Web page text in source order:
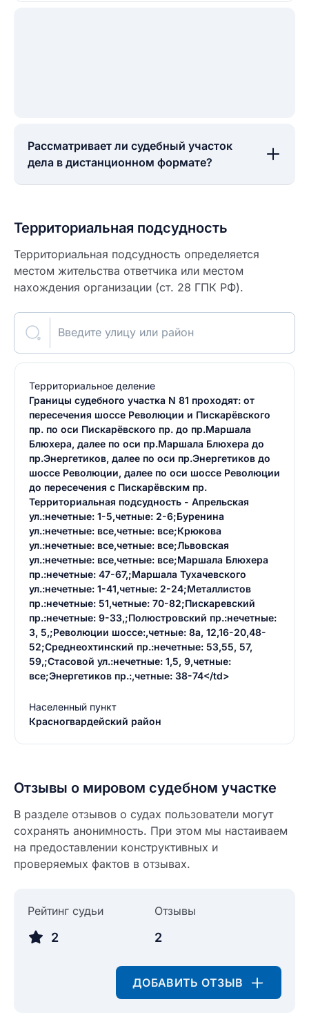
Рассматривает ли судебный участок
дела в дистанционном формате?
Территориальная подсудность
Территориальная подсудность определяется
местом жительства ответчика или местом
нахождения организации (ст. 28 ГПК РФ).
Введите улицу или район
Территориальное деление
Границы судебного участка N 81 проходят: от
пересечения шоссе Революции и Пискарёвского
пр. по оси Пискарёвского пр. до пр.Маршала
Блюхера, далее по оси пр.Маршала Блюхера до
пр.Энергетиков, далее по оси пр.Энергетиков до
шоссе Революции, далее по оси шоссе Революции
до пересечения с Пискарёвским пр.
Территориальная подсудность - Апрельская
ул.:нечетные: 1-5,четные: 2-6;Буренина
ул.:нечетные: все,четные: все;Крюкова
ул.:нечетные: все,четные: все;Львовская
ул.:нечетные: все,четные: все;Маршала Блюхера
пр.:нечетные: 47-67,;Маршала Тухачевского
ул.:нечетные: 1-41,четные: 2-24;Металлистов
пр.:нечетные: 51,четные: 70-82;Пискаревский
пр.:нечетные: 9-33,;Полюстровский пр.:нечетные:
3, 5,;Революции шоссе:,четные: 8а, 12,16-20,48-
52;Среднеохтинский пр.:нечетные: 53,55, 57,
59,;Стасовой ул.:нечетные: 1,5, 9,четные:
все;Энергетиков пр.:,четные: 38-74</td>
Населенный пункт
Красногвардейский район
Отзывы о мировом судебном участке
В разделе отзывов о судах пользователи могут
сохранять анонимность. При этом мы настаиваем
на предоставлении конструктивных и
проверяемых фактов в отзывах.
Рейтинг судьи
2
Отзывы
2
ДОБАВИТЬ ОТЗЫВ
Введите свое имя